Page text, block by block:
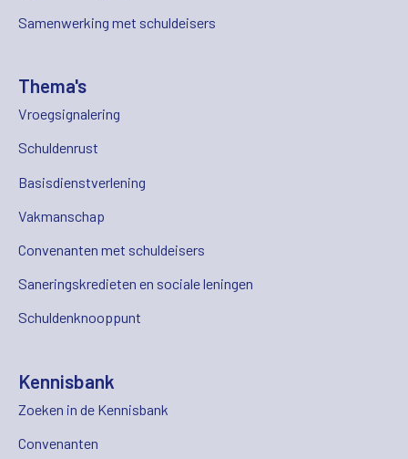
Samenwerking met schuldeisers
Thema's
Vroegsignalering
Schuldenrust
Basisdienstverlening
Vakmanschap
Convenanten met schuldeisers
Saneringskredieten en sociale leningen
Schuldenknooppunt
Kennisbank
Zoeken in de Kennisbank
Convenanten